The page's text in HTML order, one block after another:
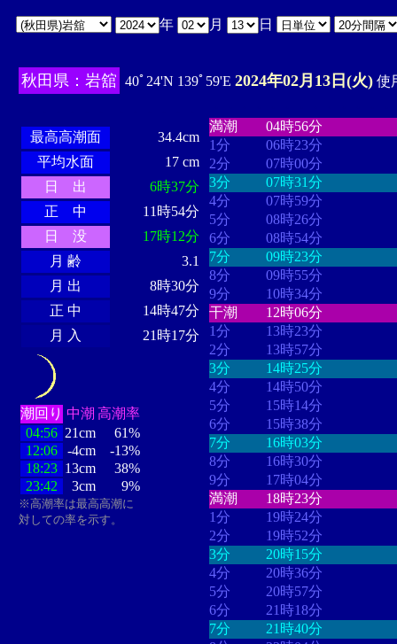
年 月 日
秋田県：岩舘 40ﾟ24'N 139ﾟ59'E 2024年02月13日(火) 使
最高高潮面
34.4cm
平均水面
17 cm
日 出
6時37分
正 中
11時54分
日 没
17時12分
月 齢
3.1
月 出
8時30分
正 中
14時47分
月 入
21時17分
潮回り 中潮 高潮率
04:56 21cm
61%
12:06
-4cm
-13%
18:23 13cm
38%
23:42
3cm 9%
※高潮率は最高高潮に
対しての率を示す。
満潮
04時56分
1分
06時23分
2分
07時00分
3分
07時31分
4分
07時59分
5分
08時26分
6分
08時54分
7分
09時23分
8分
09時55分
9分
10時34分
干潮
12時06分
1分
13時23分
2分
13時57分
3分
14時25分
4分
14時50分
5分
15時14分
6分
15時38分
7分
16時03分
8分
16時30分
9分
17時04分
満潮
18時23分
1分
19時24分
2分
19時52分
3分
20時15分
4分
20時36分
5分
20時57分
6分
21時18分
7分
21時40分